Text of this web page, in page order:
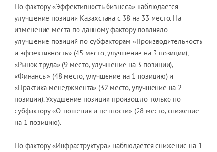
По фактору «Эффективность бизнеса» наблюдается
улучшение позиции Казахстана с 38 на 33 место. На
изменение места по данному фактору повлияло
улучшение позиций по субфакторам «Производительность
и эффективность» (45 место, улучшение на 3 позиции),
«Рынок труда» (9 место, улучшение на 3 позиции),
«Финансы» (48 место, улучшение на 1 позицию) и
«Практика менеджмента» (32 место, улучшение на 2
позиции). Ухудшение позиций произошло только по
субфактору «Отношения и ценности» (28 место, снижение
на 1 позицию).
По фактору «Инфраструктура» наблюдается снижение на 1